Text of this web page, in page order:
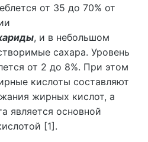
от 35 до 70% от
, и в небольшом
сахара. Уровень
от 2 до 8%. При этом
кислоты составляют
жирных кислот, а
является основной
[1].